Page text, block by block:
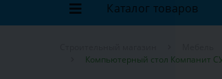
Каталог товаров
Компьютерный стол Компанит